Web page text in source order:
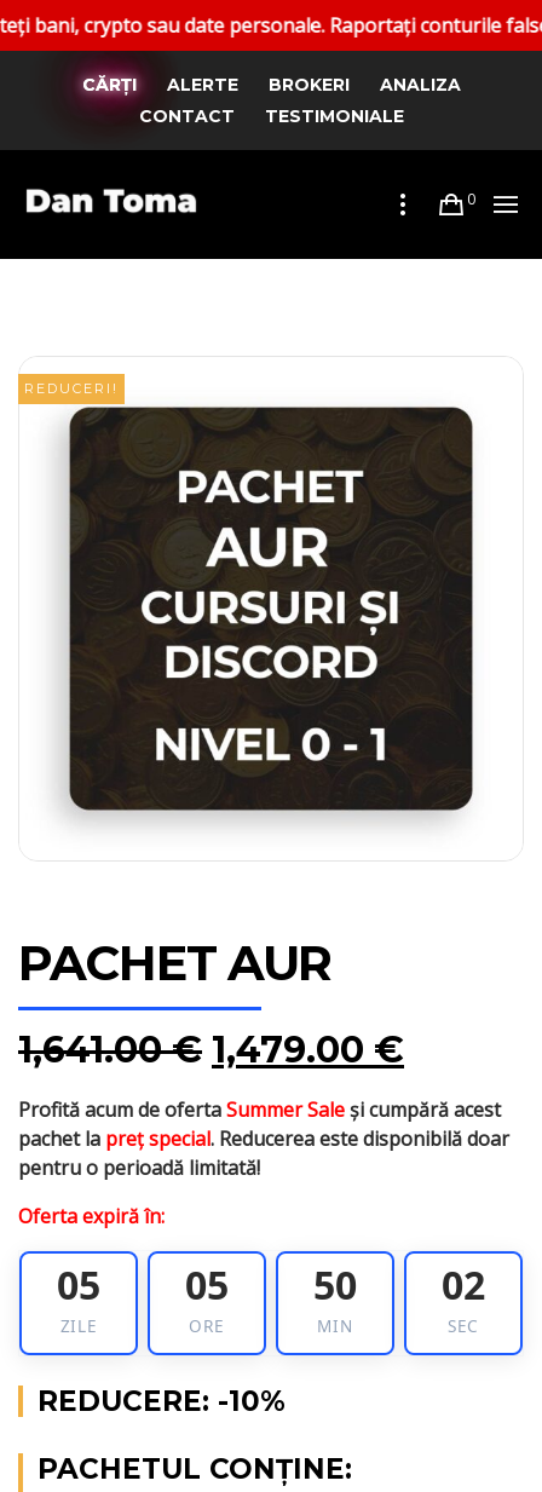
sau date personale. Raportați conturile false.
CĂRȚI ALERTE BROKERI
ANALIZA
CONTACT
TESTIMONIALE
0
REDUCERI!
PACHET AUR
1,641.00€ 1,479.00 €
Profită acum de ofertaSummer Saleși cumpără acest
pachet la preț special. Reducerea este disponibilă doar
pentru o perioadă limitată!
Oferta expiră în:
05
ZILE
05
ORE
50
MIN
01
SEC
REDUCERE: -10%
PACHETUL CONȚINE: